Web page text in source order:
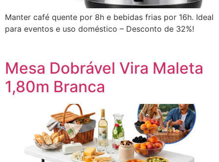
Manter café quente por 8h e bebidas frias por 16h. Ideal
para eventos e uso doméstico – Desconto de 32%!
Mesa Dobrável Vira Maleta
1,80m Branca